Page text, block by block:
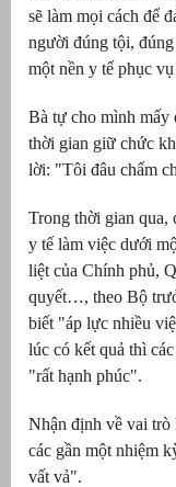
sẽ làm mọi cách để
người đúng tội,
một nền y tế phục
Bà tự cho mình mấy
thời gian giữ chức
lời: "Tôi đâu chấm
Trong thời gian qua,
y tế làm việc dưới
liệt của Chính phủ,
quyết…, theo Bộ
biết "áp lực nhiều
lúc có kết quả thì
"rất hạnh phúc".
Nhận định về vai trò
các gần một nhiệm
vất vả".